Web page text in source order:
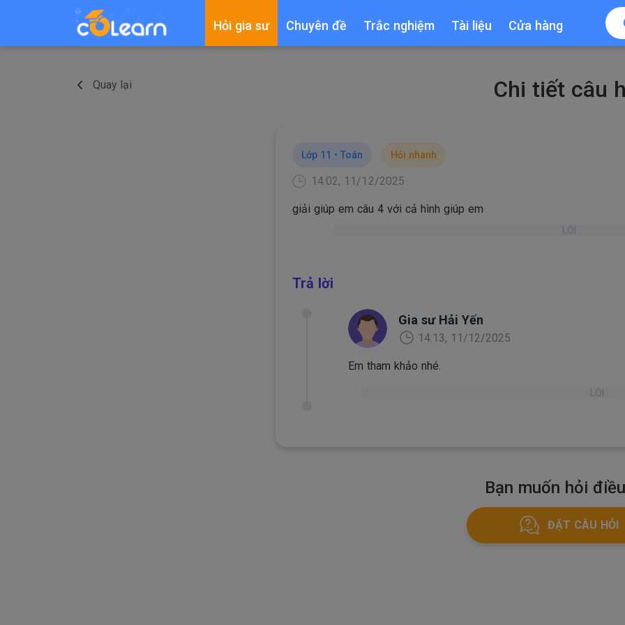
Hỏi gia sư Chuyên đề Trắc nghiệm Tài liệu Cửa hàng
Quay lại Chi tiết câu
Lớp 11 • Toán Hỏi nhanh
14:02, 11/12/2025
giải giúp em câu 4 với cả hình giúp em
LỖI
Trả lời
Gia sư Hải Yến
14:13, 11/12/2025
Em tham khảo nhé.
LỖI
Bạn muốn hỏi
ĐẶT CÂU HỎI